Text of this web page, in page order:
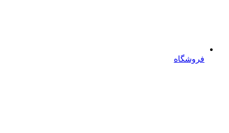
فروشگاه